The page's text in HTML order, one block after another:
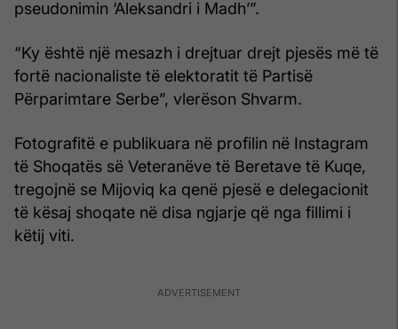
pseudonimin ‘Aleksandri i Madh’”.
“Ky është një mesazh i drejtuar drejt pjesës më të
fortë nacionaliste të elektoratit të Partisë
Përparimtare Serbe”, vlerëson Shvarm.
Fotografitë e publikuara në profilin në Instagram
të Shoqatës së Veteranëve të Beretave të Kuqe,
tregojnë se Mijoviq ka qenë pjesë e delegacionit
të kësaj shoqate në disa ngjarje që nga fillimi i
këtij viti.